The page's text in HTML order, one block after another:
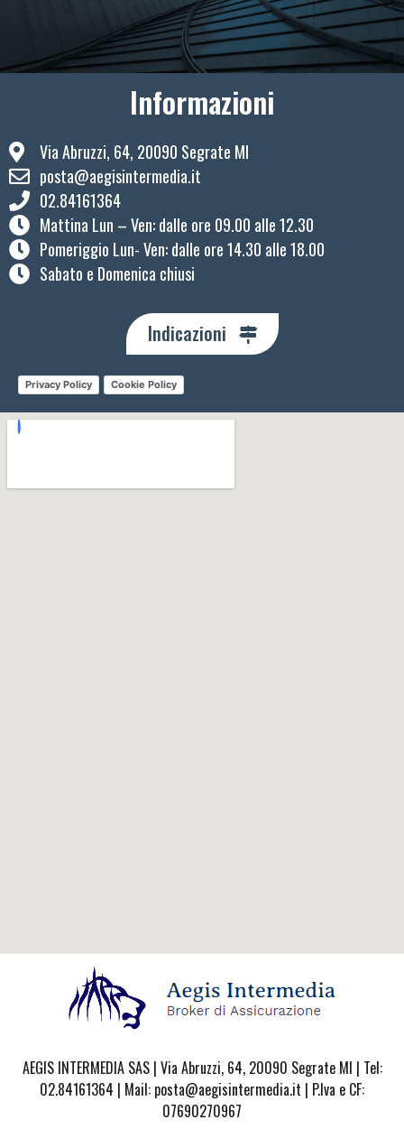
Informazioni
Via Abruzzi, 64, 20090 Segrate MI
posta@aegisintermedia.it
02.84161364
Mattina Lun – Ven: ​dalle ore 09.00 alle 12.30
Pomeriggio Lun- Ven: dalle ore 14.30 alle 18.00
Sabato e Domenica chiusi
Indicazioni
Privacy Policy Cookie Policy
AEGIS INTERMEDIA SAS | Via Abruzzi, 64, 20090 Segrate MI | Tel:
02.84161364 | Mail: posta@aegisintermedia.it | P.Iva e CF:
07690270967